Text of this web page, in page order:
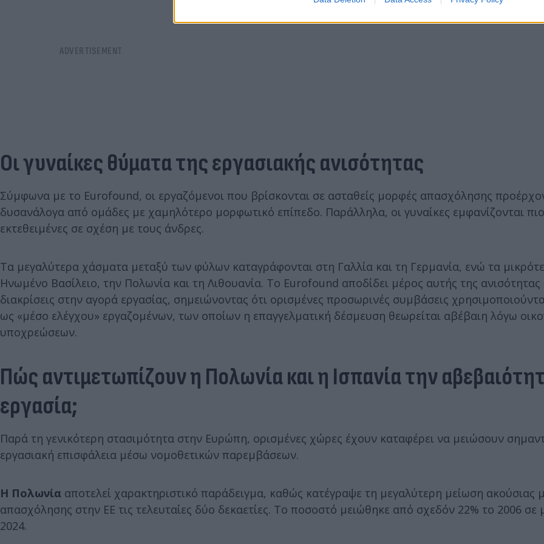
Οι γυναίκες θύματα της εργασιακής ανισότητας
Σύμφωνα με το Eurofound, οι εργαζόμενοι που βρίσκονται σε ασταθείς μορφές απασχόλησης
δυσανάλογα από ομάδες με χαμηλότερο μορφωτικό επίπεδο. Παράλληλα, οι γυναίκες εμφανίζονται πιο
εκτεθειμένες σε σχέση με τους άνδρες.
Τα μεγαλύτερα χάσματα μεταξύ των φύλων καταγράφονται στη Γαλλία και τη Γερμανία, ενώ τα
Ηνωμένο Βασίλειο, την Πολωνία και τη Λιθουανία. Το Eurofound αποδίδει μέρος αυτής της ανισότητας
διακρίσεις στην αγορά εργασίας, σημειώνοντας ότι ορισμένες προσωρινές συμβάσεις
ως «μέσο ελέγχου» εργαζομένων, των οποίων η επαγγελματική δέσμευση θεωρείται αβέβαιη λόγω
υποχρεώσεων.
Πώς αντιμετωπίζουν η Πολωνία και η Ισπανία την
εργασία;
Παρά τη γενικότερη στασιμότητα στην Ευρώπη, ορισμένες χώρες έχουν καταφέρει να μειώσουν
εργασιακή επισφάλεια μέσω νομοθετικών παρεμβάσεων.
Η Πολωνία αποτελεί χαρακτηριστικό παράδειγμα, καθώς κατέγραψε τη μεγαλύτερη μείωση ακούσιας
απασχόλησης στην ΕΕ τις τελευταίες δύο δεκαετίες. Το ποσοστό μειώθηκε από σχεδόν 22% το 2006 σε
2024.